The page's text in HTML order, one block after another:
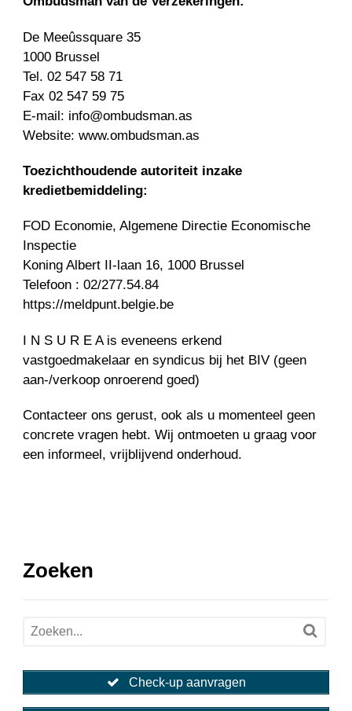
De Meeûssquare 35
1000 Brussel
Tel. 02 547 58 71
Fax 02 547 59 75
E-mail: info@ombudsman.as
Website: www.ombudsman.as
Toezichthoudende autoriteit inzake
kredietbemiddeling:
FOD Economie, Algemene Directie Economische
Inspectie
Koning Albert II-laan 16, 1000 Brussel
Telefoon : 02/277.54.84
https://meldpunt.belgie.be
I N S U R E A is eveneens erkend
vastgoedmakelaar en syndicus bij het BIV (geen
aan-/verkoop onroerend goed)
Contacteer ons gerust, ook als u momenteel geen
concrete vragen hebt. Wij ontmoeten u graag voor
een informeel, vrijblijvend onderhoud.
Zoeken
Check-up aanvragen